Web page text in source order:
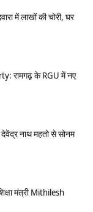
में लाखों की चोरी, घर
रामगढ़ के RGU में नए
नाथ महतो से सोनम
मंत्री Mithilesh